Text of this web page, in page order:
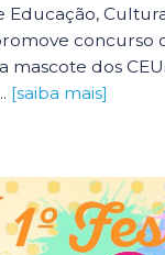
Educação,
concurso
mascote dos
[saiba mais]